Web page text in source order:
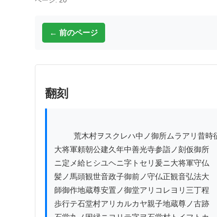
← 前のページ
翻刻
大将軍頼朝公建久年中善光寺参詣ノ刻仮御所
ニ定メ給ヒシユヘニ字トセリ爰ニ大将軍守仏
髪ノ馬頭観世音政子御前ノ守仏正観音弘法大
師御作地蔵尊安置ノ御堂アリコレヨリ三丁程
歩行テ石堂村アリカルカヤ親子地蔵尊ノ古跡